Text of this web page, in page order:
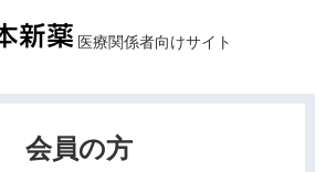
医療関係者向けサイト
会員の方